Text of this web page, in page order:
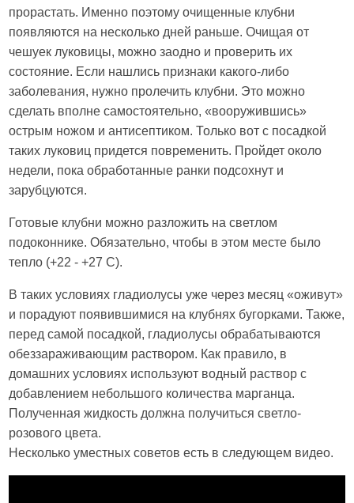
прорастать. Именно поэтому очищенные клубни
появляются на несколько дней раньше. Очищая от
чешуек луковицы, можно заодно и проверить их
состояние. Если нашлись признаки какого-либо
заболевания, нужно пролечить клубни. Это можно
сделать вполне самостоятельно, «вооружившись»
острым ножом и антисептиком. Только вот с посадкой
таких луковиц придется повременить. Пройдет около
недели, пока обработанные ранки подсохнут и
зарубцуются.
Готовые клубни можно разложить на светлом
подоконнике. Обязательно, чтобы в этом месте было
тепло (+22 - +27 С).
В таких условиях гладиолусы уже через месяц «оживут»
и порадуют появившимися на клубнях бугорками. Также,
перед самой посадкой, гладиолусы обрабатываются
обеззараживающим раствором. Как правило, в
домашних условиях используют водный раствор с
добавлением небольшого количества марганца.
Полученная жидкость должна получиться светло-
розового цвета.
Несколько уместных советов есть в следующем видео.